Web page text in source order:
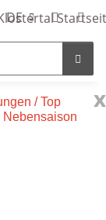
DE
x
/ Top
Nebensaison